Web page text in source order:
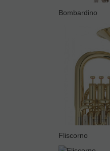
Bombardino
Fliscorno